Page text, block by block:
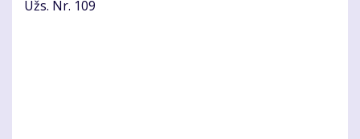
Užs. Nr. 109